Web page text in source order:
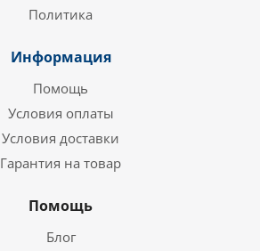
Политика
Информация
Помощь
Условия оплаты
Условия доставки
Гарантия на товар
Помощь
Блог